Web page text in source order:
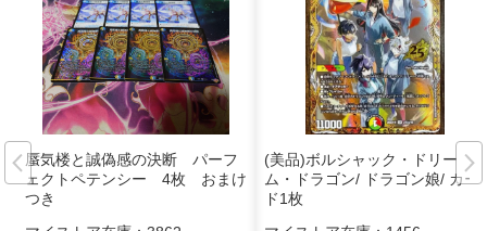
蜃気楼と誠偽感の決断 パーフ
ェクトペテンシー 4枚 おまけ
つき
(美品)ボルシャック・ドリー
ム・ドラゴン/ ドラゴン娘/ カー
ド1枚